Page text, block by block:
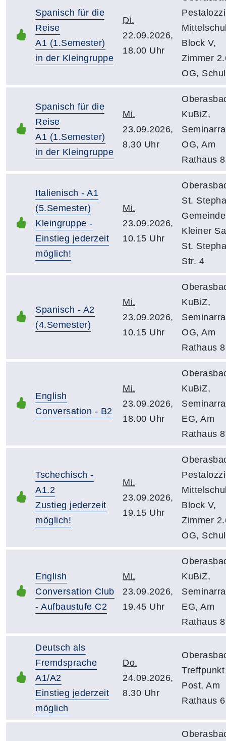
Spanisch für die
Reise
A1 (1.Semester)
in der Kleingruppe
Di.
22.09.2026,
18.00 Uhr
Pestalozzi
Block V,
Zimmer
OG,
Spanisch für die
Reise
A1 (1.Semester)
in der Kleingruppe
Mi.
23.09.2026,
8.30 Uhr
KuBiZ,
OG, Am
Rathaus 8
Italienisch - A1
(5.Semester)
Kleingruppe -
Einstieg jederzeit
möglich!
Mi.
23.09.2026,
10.15 Uhr
St.
Kleiner
St.
Str. 4
Spanisch - A2
(4.Semester)
Mi.
23.09.2026,
10.15 Uhr
KuBiZ,
OG, Am
Rathaus 8
English
Conversation - B2
Mi.
23.09.2026,
18.00 Uhr
KuBiZ,
EG, Am
Rathaus 8
Tschechisch -
A1.2
Zustieg jederzeit
möglich!
Mi.
23.09.2026,
19.15 Uhr
Pestalozzi
Block V,
Zimmer
OG,
English
Conversation Club
- Aufbaustufe C2
Mi.
23.09.2026,
19.45 Uhr
KuBiZ,
EG, Am
Rathaus 8
Deutsch als
Fremdsprache
A1/A2
Einstieg jederzeit
möglich
Do.
24.09.2026,
8.30 Uhr
Post, Am
Rathaus 6